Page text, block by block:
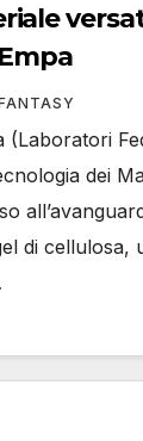
(Laboratori
dei
di cellulosa,